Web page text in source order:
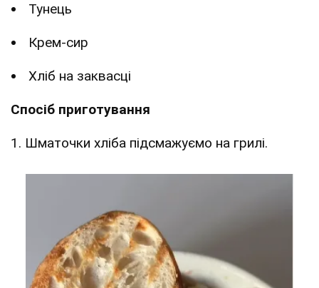
Тунець
Крем-сир
Хліб на заквасці
Спосіб приготування
1. Шматочки хліба підсмажуємо на грилі.